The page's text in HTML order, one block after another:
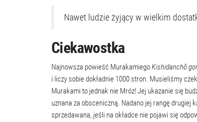
Nawet ludzie żyjący w wielkim
Ciekawostka
Najnowsza powieść MurakamiegoKishidanchō
i liczy sobie dokładnie 1000 stron. Musieliśmy
Murakami to jednak nie Mróz! Jej ukazanie się
uznana za obsceniczną. Nadano jej rangę drugiej
sprzedawana, jeśli na okładce nie pojawi się